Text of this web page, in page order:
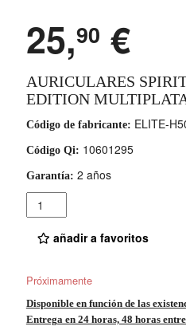
25,90 €
AURICULARES
EDITION
Código de fabricante: ELITE-
Código Qi: 10601295
Garantía: 2 años
Cantidad
añadir a favoritos
Próximamente
Disponible en función de las
Entrega en 24 horas, 48 horas